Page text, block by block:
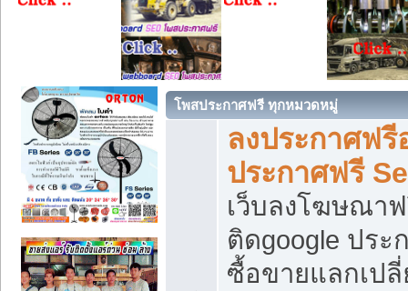
โพสประกาศฟรี ทุกหมวดหมู่
ลงประกาศฟ
ประกาศฟรี
เว็บลงโฆษณา
ติดgoogle ปร
ซื้อขายแลกเป